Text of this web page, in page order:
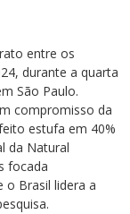
entre os
durante a quarta
São Paulo.
compromisso da
estufa em 40%
da Natural
focada
o Brasil lidera a